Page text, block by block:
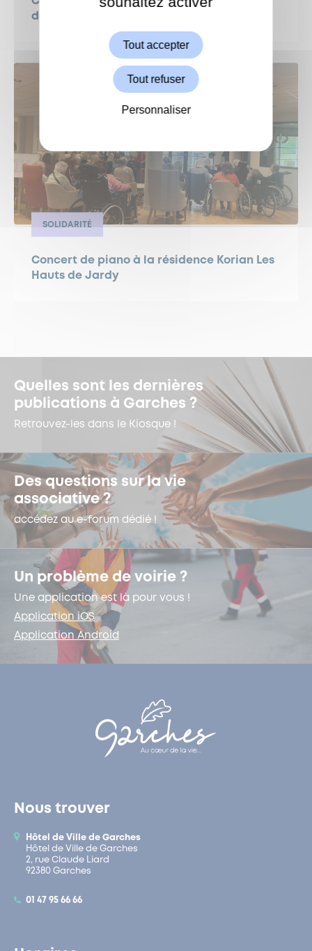
de Garches
SOLIDARITÉ
Concert de piano à la résidence Korian Les
Hauts de Jardy
Quelles sont les dernières
publications à Garches ?
Retrouvez-les dans le Kiosque !
Des questions sur la vie
associative ?
accédez au e-forum dédié !
Un problème de voirie ?
Une application est là pour vous !
Application iOS
Application Android
Nous trouver
Hôtel de Ville de Garches
Hôtel de Ville de Garches
2, rue Claude Liard
92380 Garches
01 47 95 66 66
Tout accepter
Tout refuser
Personnaliser